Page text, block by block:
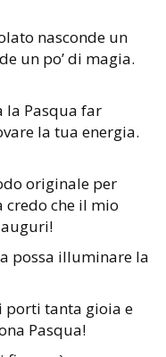
nasconde un
un po’ di magia.
la Pasqua far
la tua energia.
originale per
che il mio
possa illuminare la
porti tanta gioia e
Pasqua!